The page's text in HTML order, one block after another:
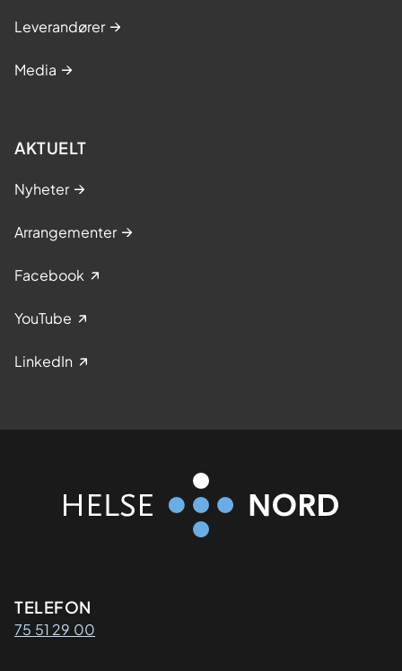
Leverandører
Media
AKTUELT
Nyheter
Arrangementer
Facebook
YouTube
LinkedIn
Kontaktinformasjon
TELEFON
75 51 29 00